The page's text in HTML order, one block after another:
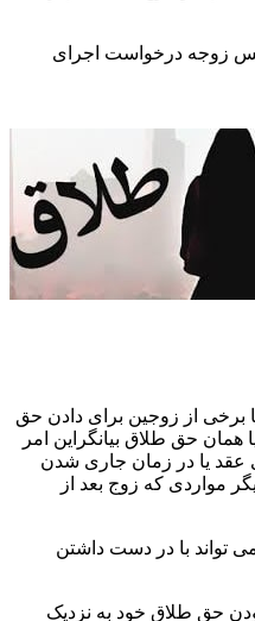
زوجه درخواست اجرای
برخی از زوجین برای دادن حق
همان حق طلاق بیانگراین امر
عقد یا در زمان جاری شدن
مواردی که زوج بعد از
تواند با در دست داشتن
حق طلاق خود به نزدیک